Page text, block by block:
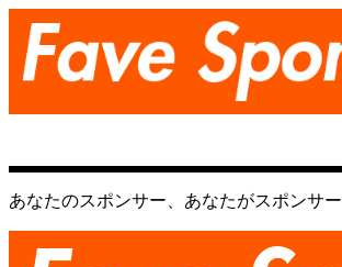
あなたのスポンサー、あなたがスポンサー